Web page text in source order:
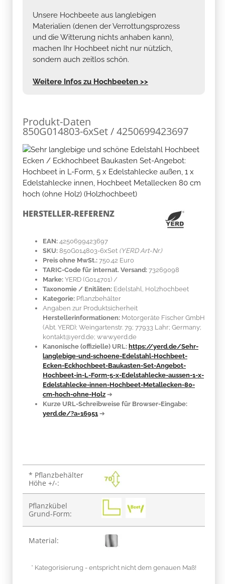
Unsere Hochbeete aus langlebigen
Materialien (denen der Verrottungsprozess
und die Witterung nichts anhaben kann),
machen Ihr Hochbeet nicht nur nützlich,
sondern auch zeitlos schön.
Weitere Infos zu Hochbeeten >>
Produkt-Daten
850G014803-6xSet / 4250699423697
HERSTELLER-REFERENZ
EAN: 4250699423697
SKU: 850G014803-6xSet (YERD Art-Nr.)
Preis ohne MwSt.: 750.42 Euro
TARIC-Code für internat. Versand: 73269098
Marke: YERD (G014701) /
Taxonomie / Enitäten: Edelstahl , Holzhochbeet
Kategorie: Pflanzbehälter
Angaben zur Produktsicherheit
Herstellerinformationen: Motorgeräte Fischer GmbH
(Abt. YERD); Weingartenstr. 79; 77933 Lahr; Germany;
kontakt@yerd.de; www.yerd.de
Kanonische (offizielle) URL: https://yerd.de/Sehr-
langlebige-und-schoene-Edelstahl-Hochbeet-
Ecken-Eckhochbeet-Baukasten-Set-Angebot-
Hochbeet-in-L-Form-5-x-Edelstahlecke-aussen-1-x-
Edelstahlecke-innen-Hochbeet-Metallecken-80-
cm-hoch-ohne-Holz ➔
Kurze URL-Schreibweise für Browser-Eingabe:
yerd.de/?a=16951 ➔
Produkteigenschaft
Wert
* Pflanzbehälter
Höhe +/-:
Pflanzkübel
Grund-Form:
Material:
* Kategorisierung - entspricht nicht dem genauen Maß!